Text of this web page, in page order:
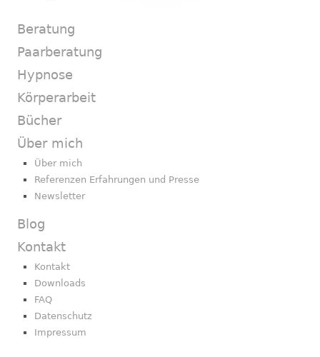
Beratung
Paarberatung
Hypnose
Körperarbeit
Bücher
Über mich
Über mich
Referenzen Erfahrungen und Presse
Newsletter
Blog
Kontakt
Kontakt
Downloads
FAQ
Datenschutz
Impressum